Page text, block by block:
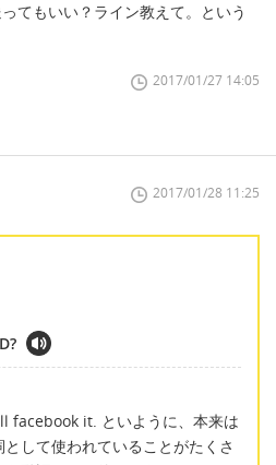
てもいい？ライン教えて。という
2017/01/27 14:05
2017/01/28 11:25
it. といように、本来は
して使われていることがたくさ